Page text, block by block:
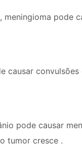
meningioma pode
causar
pode causar
tumor cresce .